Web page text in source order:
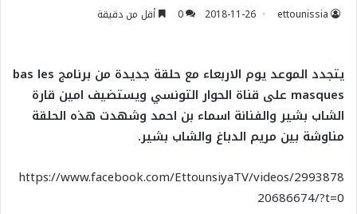
ettounissia
2018-11-26
0 أقل من دقيقة
يتجدد الموعد يوم الاربعاء مع حلقة جديدة من برنامج bas les
masques على قناة الحوار التونسي ويستضيف امين قارة
الشاب بشير والفنانة اسماء بن احمد وشهدت هذه الحلقة
مناوشة بين مريم الدباغ والشاب بشير.
https://www.facebook.com/EttounsiyaTV/videos/2993878
20686674/?t=0